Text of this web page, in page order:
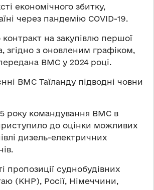
економічного збитку,
через пандемію COVID-19.
на закупівлю першої
згідно з оновленим графіком,
ВМС у 2024 році.
ВМС Таїланду підводні човни
року командування ВМС в
до оцінки можливих
дизель-електричних
пропозиції суднобудівних
(КНР), Росії, Німеччини,